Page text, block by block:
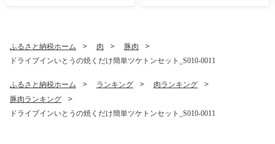
ふるさと納税ホーム 肉
豚肉
ドライブインいとうの焼くだけ簡単ツケトンセット_S010-0011
ふるさと納税ホーム ランキング
肉ランキング
豚肉ランキング
ドライブインいとうの焼くだけ簡単ツケトンセット_S010-0011